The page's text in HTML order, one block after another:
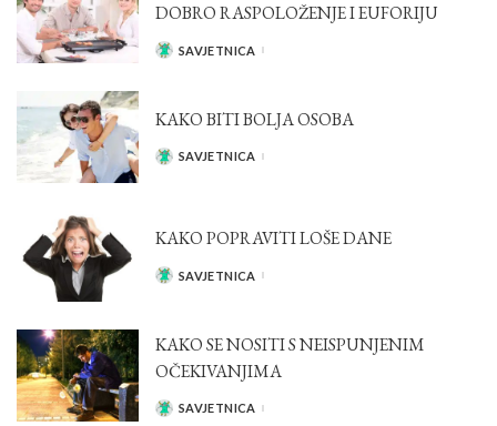
DOBRO RASPOLOŽENJE I EUFORIJU
POSTED
SAVJETNICA
KAKO BITI BOLJA OSOBA
POSTED
SAVJETNICA
KAKO POPRAVITI LOŠE DANE
POSTED
SAVJETNICA
KAKO SE NOSITI S NEISPUNJENIM
OČEKIVANJIMA
POSTED
SAVJETNICA